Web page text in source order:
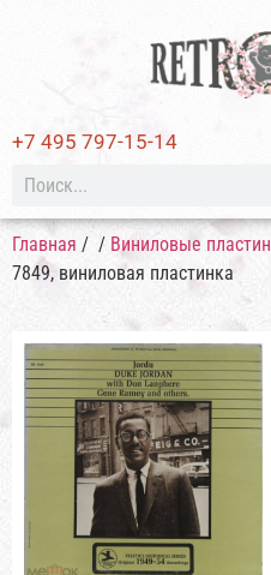
+7 495 797-15-14
Главная / / Виниловые
7849, виниловая пластинка